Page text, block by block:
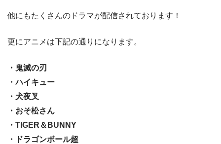
他にもたくさんのドラマが配信されております！
更にアニメは下記の通りになります。
・鬼滅の刃
・ハイキュー
・犬夜叉
・おそ松さん
・TIGER＆BUNNY
・ドラゴンボール超